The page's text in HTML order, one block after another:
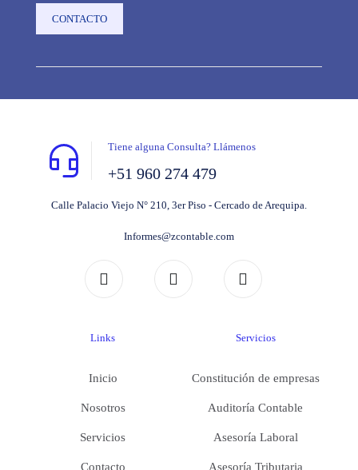
CONTACTO
Tiene alguna Consulta? Llámenos
+51 960 274 479
Calle Palacio Viejo N° 210, 3er Piso - Cercado de Arequipa.
Informes@zcontable.com
Links
Inicio
Nosotros
Servicios
Contacto
Servicios
Constitución de empresas
Auditoría Contable
Asesoría Laboral
Asesoría Tributaria